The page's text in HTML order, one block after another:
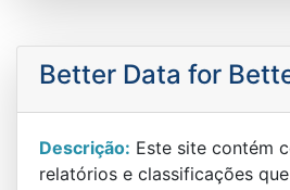
Better Data for
Descrição: Este site contém
relatórios e classificações